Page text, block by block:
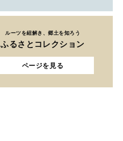
ルーツを紐解き、郷土を知ろう
ふるさとコレクション
ページを見る